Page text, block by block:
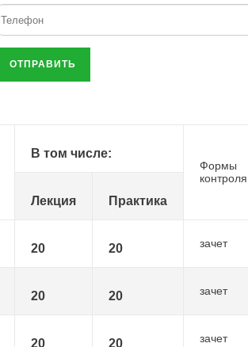
ОТПРАВИТЬ
В том числе:
Формы
контроля
Лекция Практика
20 20 зачет
20 20 зачет
20 20 зачет